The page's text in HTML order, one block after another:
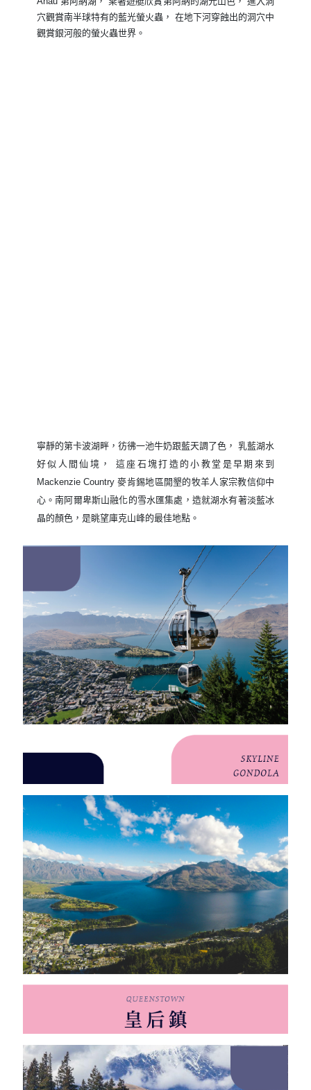
穴觀賞南半球特有的藍光螢火蟲， 在地下河穿蝕出的洞穴中
觀賞銀河般的螢火蟲世界。
寧靜的第卡波湖畔，彷彿一池牛奶跟藍天調了色， 乳藍湖水
好似人間仙境， 這座石塊打造的小教堂是早期來到
Mackenzie Country 麥肯錫地區開墾的牧羊人家宗教信仰中
心。南阿爾卑斯山融化的雪水匯集處，造就湖水有著淡藍冰
晶的顏色，是眺望庫克山峰的最佳地點。